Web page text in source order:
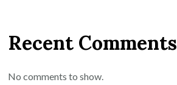
Recent Comments
No comments to show.